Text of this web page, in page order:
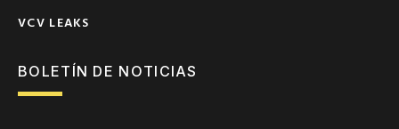
VCV LEAKS
BOLETÍN DE NOTICIAS